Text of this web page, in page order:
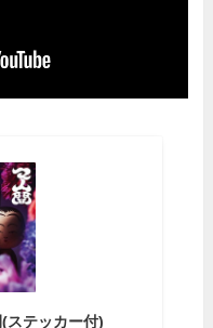
ステッカー付)